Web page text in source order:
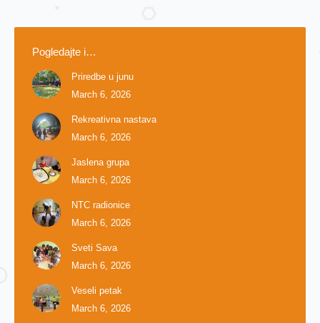
Pogledajte i…
Priredbe u junu
March 6, 2026
Rekreativna nastava
March 6, 2026
Jaslena grupa
March 6, 2026
NTC radionice
March 6, 2026
Sveti Sava
March 6, 2026
Veseli petak
March 6, 2026